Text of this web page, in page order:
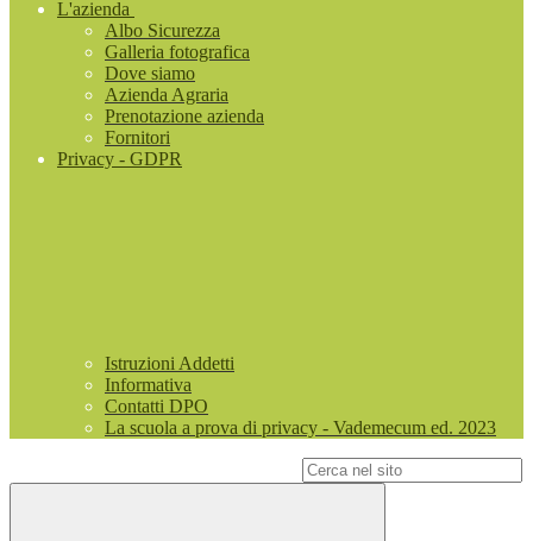
L'azienda
Albo Sicurezza
Galleria fotografica
Dove siamo
Azienda Agraria
Prenotazione azienda
Fornitori
Privacy - GDPR
Istruzioni Addetti
Informativa
Contatti DPO
La scuola a prova di privacy - Vademecum ed. 2023